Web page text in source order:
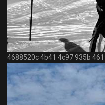
4688520c 4b41 4c97 935b